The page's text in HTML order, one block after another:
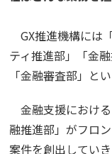
GX推進機構には
ティ推進部」「金
「金融審査部」と
金融支援におけ
融推進部」がフロ
案件を創出してい